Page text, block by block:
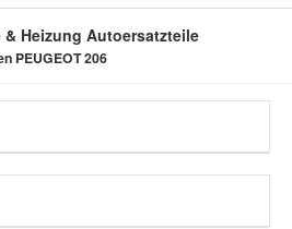
& Heizung Autoersatzteile
PEUGEOT 206